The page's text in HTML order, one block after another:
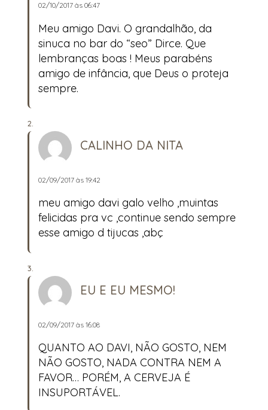
02/10/2017 às 06:47
Meu amigo Davi. O grandalhão, da
sinuca no bar do “seo” Dirce. Que
lembranças boas ! Meus parabéns
amigo de infância, que Deus o proteja
sempre.
CALINHO DA NITA
02/09/2017 às 19:42
meu amigo davi galo velho ,muintas
felicidas pra vc ,continue sendo sempre
esse amigo d tijucas ,abç
EU E EU MESMO!
02/09/2017 às 16:08
QUANTO AO DAVI, NÃO GOSTO, NEM
NÃO GOSTO, NADA CONTRA NEM A
FAVOR… PORÉM, A CERVEJA É
INSUPORTÁVEL.